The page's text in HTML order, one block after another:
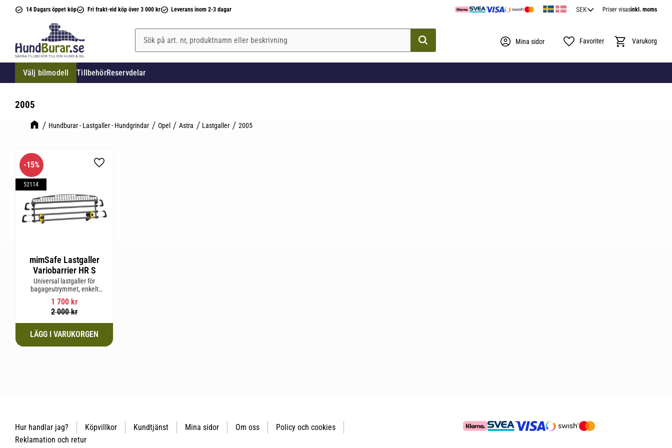
14 Dagars öppet köp Fri frakt-vid köp över 3 000 kr Leverans inom 2-3 dagar Priser visasinkl. moms
Välj bilmodell TillbehörReservdelar
Mina sidor Favoriter Kundvagn
2005
Hundburar - Lastgaller - Hundgrindar Opel Astra Lastgaller 2005
mimSafe Lastgaller
Variobarrier HR S
Universal lastgaller för
bagageutrymmet, enkelt
justerbar för att passa din bils
form för säker och trygg resa
med husdjur eller last.
1 700 kr
2 000kr
15%
52114
Lägg till i favoriter
Hur handlar jag? Köpvillkor Kundtjänst Mina sidor Om oss
Policy och cookies
Reklamation och retur